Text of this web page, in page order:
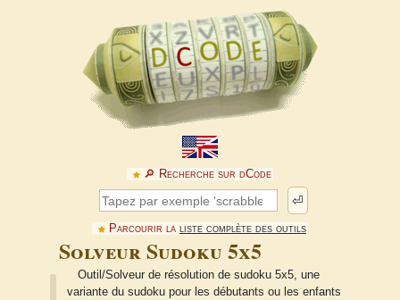
🔎︎ Recherche sur dCode
⏎
Parcourir la liste complète des outils
Solveur Sudoku 5x5
Outil/Solveur de résolution de sudoku 5x5, une
variante du sudoku pour les débutants ou les enfants